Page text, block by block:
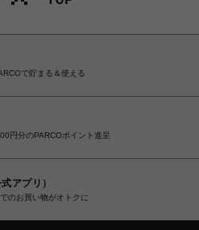
で貯まる＆使える
円分のPARCOポイント進呈
アプリ）
のお買い物がオトクに